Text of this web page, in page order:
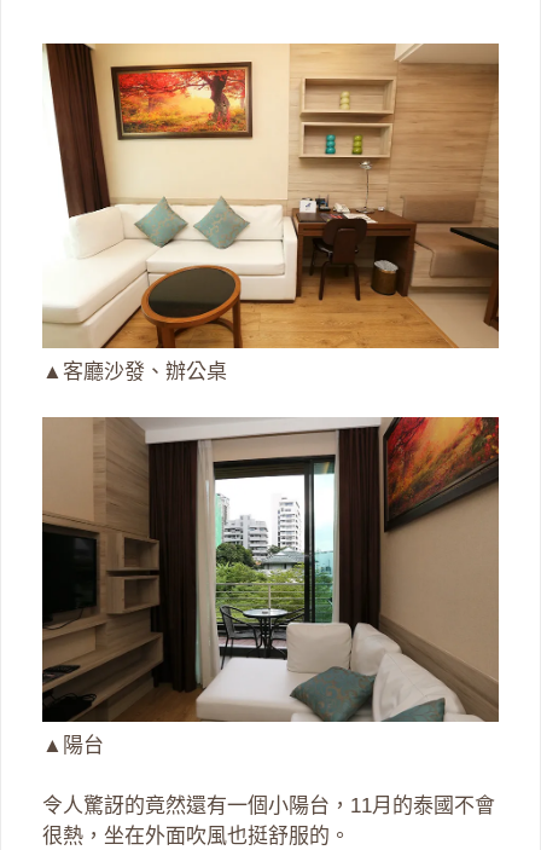
▲客廳沙發、辦公桌
▲陽台
令人驚訝的竟然還有一個小陽台，11月的泰國不會
很熱，坐在外面吹風也挺舒服的。